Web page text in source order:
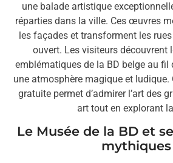
une balade artistique
réparties dans la ville. Ces œuvres
les façades et transforment les
ouvert. Les visiteurs découvrent
emblématiques de la BD belge au fil
une atmosphère magique et ludique.
gratuite permet d’admirer l’art des
art tout en explorant
Le Musée de la BD et
mythiques